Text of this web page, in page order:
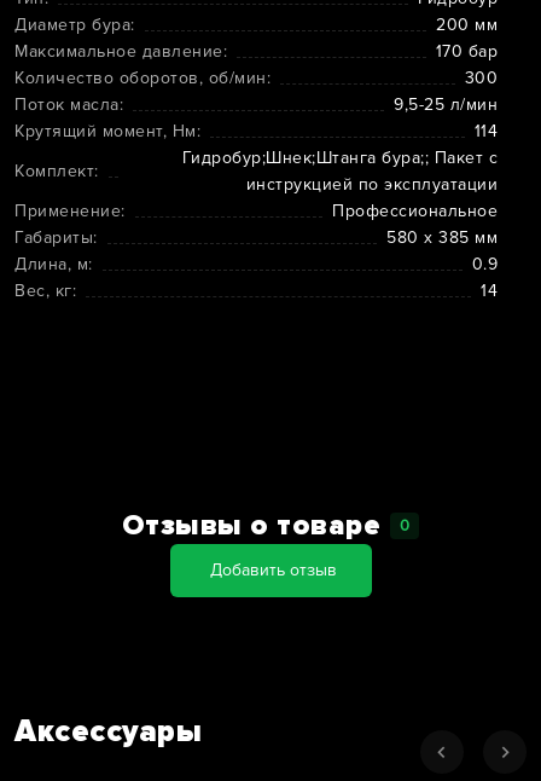
Диаметр бура:
200 мм
Максимальное давление:
170 бар
Количество оборотов, об/мин:
300
Поток масла:
9,5-25 л/мин
Крутящий момент, Нм:
114
Комплект:
Гидробур;Шнек;Штанга бура;; Пакет с
инструкцией по эксплуатации
Применение:
Профессиональное
Габариты:
580 х 385 мм
Длина, м:
0.9
Вес, кг:
14
Отзывы о товаре 0
Добавить отзыв
Аксессуары